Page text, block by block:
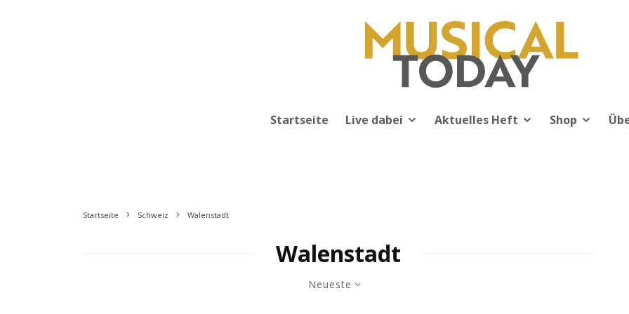
Startseite Live dabei Aktuelles Heft Shop
Startseite Schweiz Walenstadt
Walenstadt
Neueste